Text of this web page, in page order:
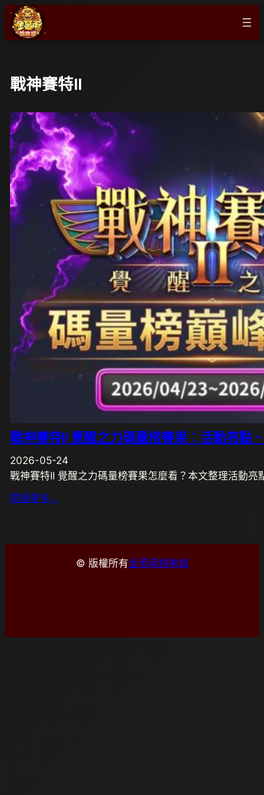
跳
至
主
內
容
戰神賽特II
戰神賽特II 覺醒之力碼量榜賽果：活動亮點
2026-05-24
戰神賽特II 覺醒之力碼量榜賽果怎麼看？本文整理活動
閱讀更多…
© 版權所有金萬兩娛樂城